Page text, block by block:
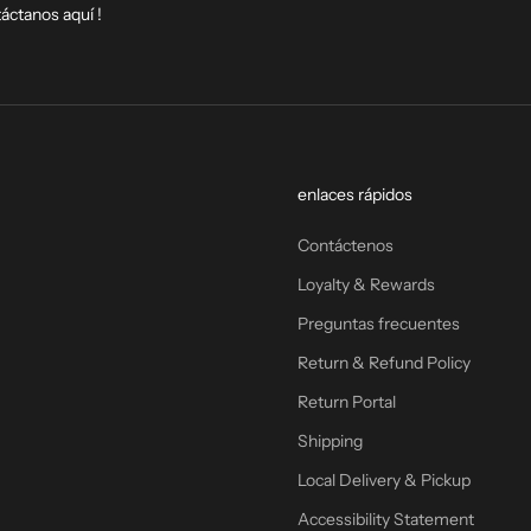
aquí!
enlaces rápidos
Contáctenos
Loyalty & Rewards
Preguntas frecuentes
Return & Refund Policy
Return Portal
Shipping
Local Delivery & Pickup
Accessibility Statement